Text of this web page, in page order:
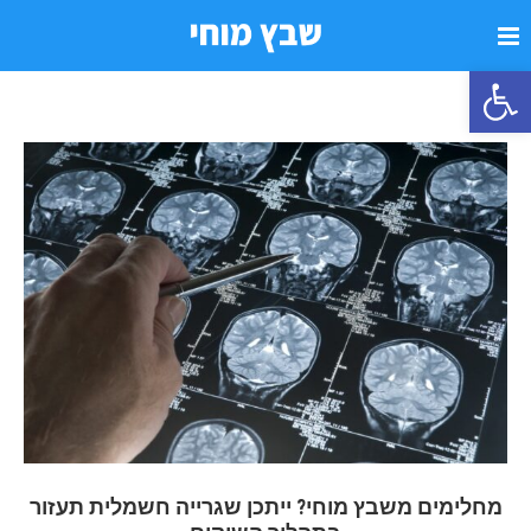
פתח סרגל נגישות
מחלימים משבץ מוחי? ייתכן שגרייה חשמלית תעזור